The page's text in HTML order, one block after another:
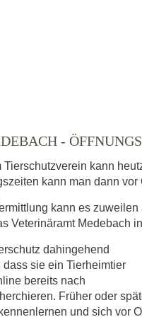
des
werden zu
-
Tierschutzverein kann
kann man dann
kann es
Veterinäramt Medebach
dahingehend
dass sie ein Tierheimtier
bereits nach
Früher oder
und sich vor